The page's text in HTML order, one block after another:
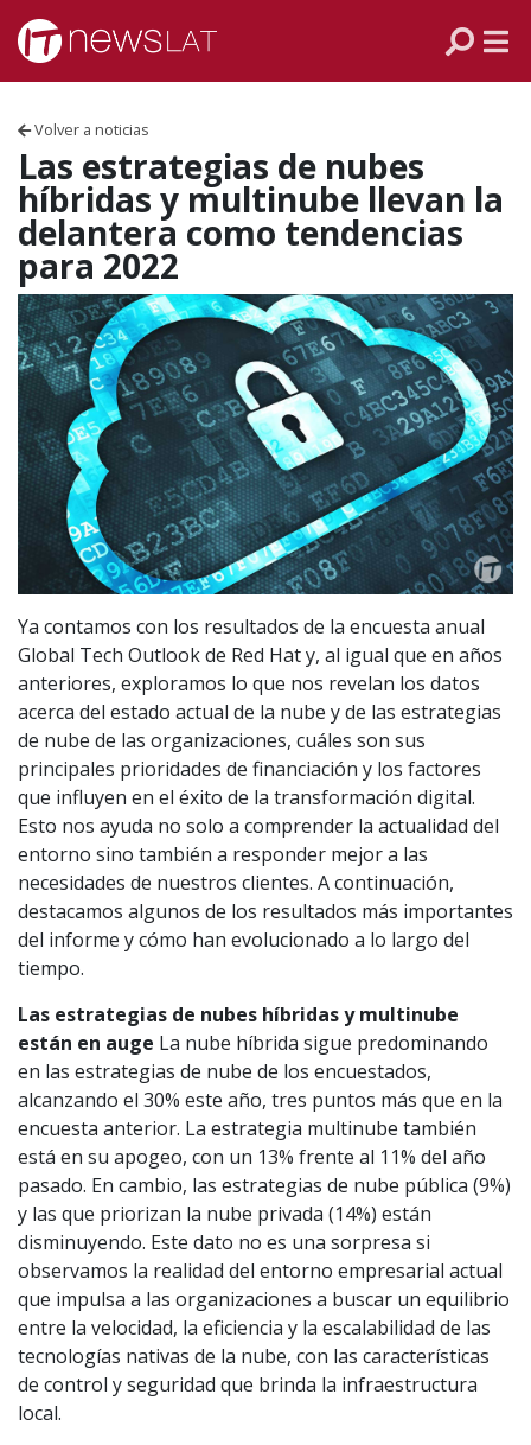
Skip to content
Volver a noticias
Las estrategias de nubes
híbridas y multinube llevan la
delantera como tendencias
para 2022
Ya contamos con los resultados de la encuesta anual
Global Tech Outlook de Red Hat y, al igual que en años
anteriores, exploramos lo que nos revelan los datos
acerca del estado actual de la nube y de las estrategias
de nube de las organizaciones, cuáles son sus
principales prioridades de financiación y los factores
que influyen en el éxito de la transformación digital.
Esto nos ayuda no solo a comprender la actualidad del
entorno sino también a responder mejor a las
necesidades de nuestros clientes. A continuación,
destacamos algunos de los resultados más importantes
del informe y cómo han evolucionado a lo largo del
tiempo.
Las estrategias de nubes híbridas y multinube
están en auge La nube híbrida sigue predominando
en las estrategias de nube de los encuestados,
alcanzando el 30% este año, tres puntos más que en la
encuesta anterior. La estrategia multinube también
está en su apogeo, con un 13% frente al 11% del año
pasado. En cambio, las estrategias de nube pública (9%)
y las que priorizan la nube privada (14%) están
disminuyendo. Este dato no es una sorpresa si
observamos la realidad del entorno empresarial actual
que impulsa a las organizaciones a buscar un equilibrio
entre la velocidad, la eficiencia y la escalabilidad de las
tecnologías nativas de la nube, con las características
de control y seguridad que brinda la infraestructura
local.
VENEZUELA
ECUADOR
CHILE
ARGENTINA
MÉXICO